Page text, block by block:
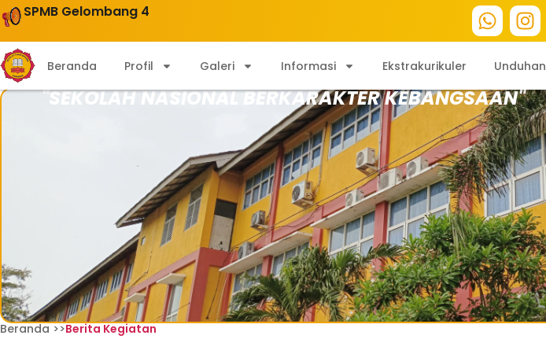
SPMB Gelombang 4
Beranda Profil Galeri Informasi Ekstrakurikuler Unduhan
"SEKOLAH NASIONAL BERKARAKTER KEBANGSAAN"
Beranda >>Berita Kegiatan